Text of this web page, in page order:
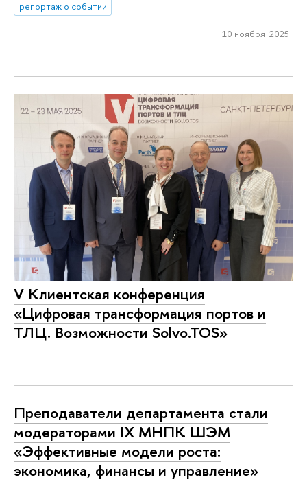
репортаж о событии
10 ноября 2025
V Клиентская конференция
«Цифровая трансформация портов и
ТЛЦ. Возможности Solvo.TOS»
Преподаватели департамента стали
модераторами IX МНПК ШЭМ
«Эффективные модели роста:
экономика, финансы и управление»